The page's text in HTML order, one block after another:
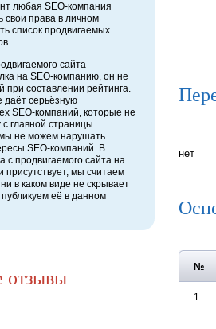
любая SEO-компания
свои права в личном
список продвигаемых
сайта
на SEO-компанию, он не
при составлении рейтинга.
серьёзную
SEO-компаний, которые не
главной страницы
не можем нарушать
SEO-компаний. В
с продвигаемого сайта на
присутствует, мы считаем
в каком виде не скрывает
её в данном
отзывы
нет
№
1